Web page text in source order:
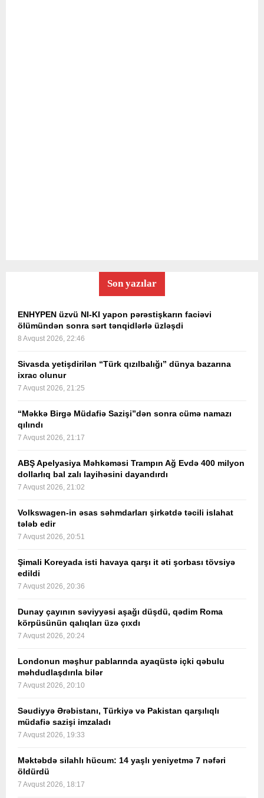
Son yazılar
ENHYPEN üzvü NI-KI yapon pərəstişkarın faciəvi
ölümündən sonra sərt tənqidlərlə üzləşdi
8 Avqust 2026, 22:46
Sivasda yetişdirilən “Türk qızılbalığı” dünya bazarına
ixrac olunur
7 Avqust 2026, 21:25
“Məkkə Birgə Müdafiə Sazişi”dən sonra cümə namazı
qılındı
7 Avqust 2026, 21:17
ABŞ Apelyasiya Məhkəməsi Trampın Ağ Evdə 400 milyon
dollarlıq bal zalı layihəsini dayandırdı
7 Avqust 2026, 21:02
Volkswagen-in əsas səhmdarları şirkətdə təcili islahat
tələb edir
7 Avqust 2026, 20:51
Şimali Koreyada isti havaya qarşı it əti şorbası tövsiyə
edildi
7 Avqust 2026, 20:36
Dunay çayının səviyyəsi aşağı düşdü, qədim Roma
körpüsünün qalıqları üzə çıxdı
7 Avqust 2026, 20:24
Londonun məşhur pablarında ayaqüstə içki qəbulu
məhdudlaşdırıla bilər
7 Avqust 2026, 20:10
Səudiyyə Ərəbistanı, Türkiyə və Pakistan qarşılıqlı
müdafiə sazişi imzaladı
7 Avqust 2026, 19:33
Məktəbdə silahlı hücum: 14 yaşlı yeniyetmə 7 nəfəri
öldürdü
7 Avqust 2026, 18:17